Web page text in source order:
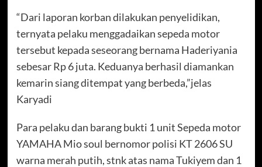
“Dari laporan korban dilakukan penyelidikan,
ternyata pelaku menggadaikan sepeda motor
tersebut kepada seseorang bernama Haderiyania
sebesar Rp 6 juta. Keduanya berhasil diamankan
kemarin siang ditempat yang berbeda,”jelas
Karyadi
Para pelaku dan barang bukti 1 unit Sepeda motor
YAMAHA Mio soul bernomor polisi KT 2606 SU
warna merah putih, stnk atas nama Tukiyem dan 1